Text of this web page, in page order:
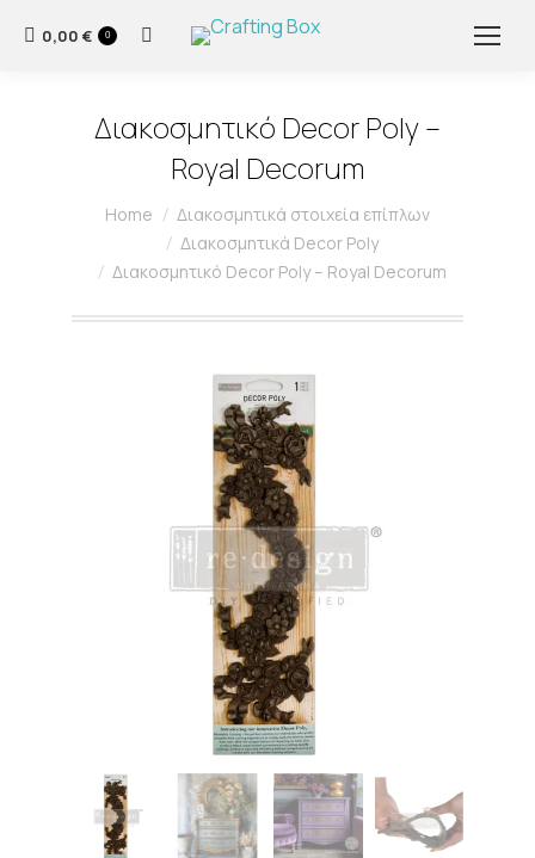
0,00 € 0 Search:
Διακοσμητικό Decor Poly –
Royal Decorum
You are here:
Home
Διακοσμητικά στοιχεία επίπλων
Διακοσμητικά Decor Poly
Διακοσμητικό Decor Poly – Royal Decorum